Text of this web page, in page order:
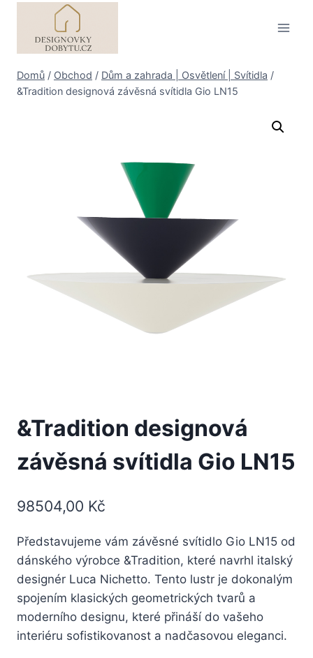
Domů / Obchod / Dům a zahrada | Osvětlení | Svítidla /
&Tradition designová závěsná svítidla Gio LN15
&Tradition designová
závěsná svítidla Gio LN15
98504,00 Kč
Představujeme vám závěsné svítidlo Gio LN15 od
dánského výrobce &Tradition, které navrhl italský
designér Luca Nichetto. Tento lustr je dokonalým
spojením klasických geometrických tvarů a
moderního designu, které přináší do vašeho
interiéru sofistikovanost a nadčasovou eleganci.